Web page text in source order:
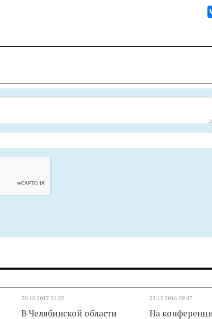
30.10.2017 21.22
В Челябинской области
22.10.2016 09.47
На